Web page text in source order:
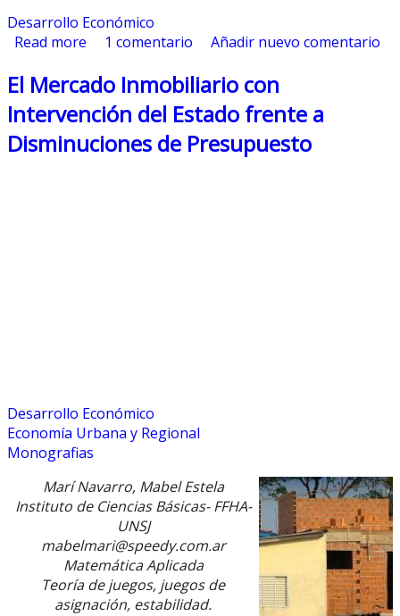
Desarrollo Económico
Read more about La Confuguración Social, como Factor
Económico
1 comentario Añadir nuevo comentario
El Mercado Inmobiliario con
Intervención del Estado frente a
Disminuciones de Presupuesto
Desarrollo Económico
Economía Urbana y Regional
Monografias
Marí Navarro, Mabel Estela
Instituto de Ciencias Básicas- FFHA-
UNSJ
mabelmari@speedy.com.ar
Matemática Aplicada
Teoría de juegos, juegos de
asignación, estabilidad.